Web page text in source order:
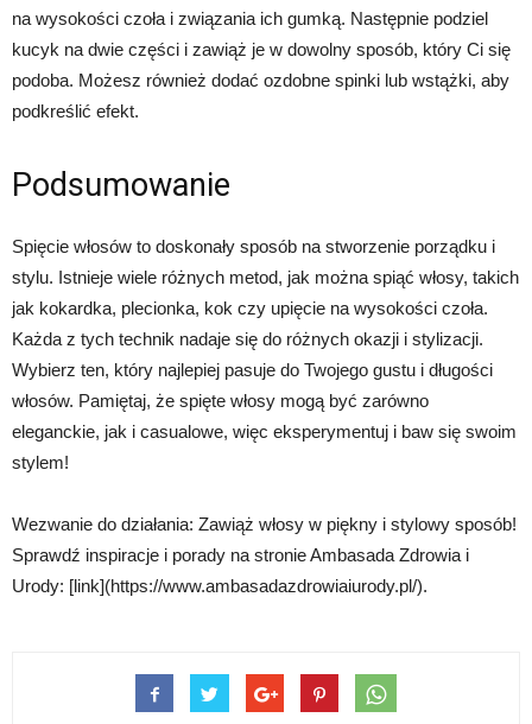
na wysokości czoła i związania ich gumką. Następnie podziel
kucyk na dwie części i zawiąż je w dowolny sposób, który Ci się
podoba. Możesz również dodać ozdobne spinki lub wstążki, aby
podkreślić efekt.
Podsumowanie
Spięcie włosów to doskonały sposób na stworzenie porządku i
stylu. Istnieje wiele różnych metod, jak można spiąć włosy, takich
jak kokardka, plecionka, kok czy upięcie na wysokości czoła.
Każda z tych technik nadaje się do różnych okazji i stylizacji.
Wybierz ten, który najlepiej pasuje do Twojego gustu i długości
włosów. Pamiętaj, że spięte włosy mogą być zarówno
eleganckie, jak i casualowe, więc eksperymentuj i baw się swoim
stylem!
Wezwanie do działania: Zawiąż włosy w piękny i stylowy sposób!
Sprawdź inspiracje i porady na stronie Ambasada Zdrowia i
Urody: [link](https://www.ambasadazdrowiaiurody.pl/).